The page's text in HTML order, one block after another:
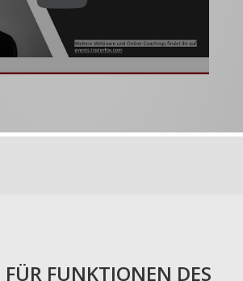
FÜR FUNKTIONEN DES